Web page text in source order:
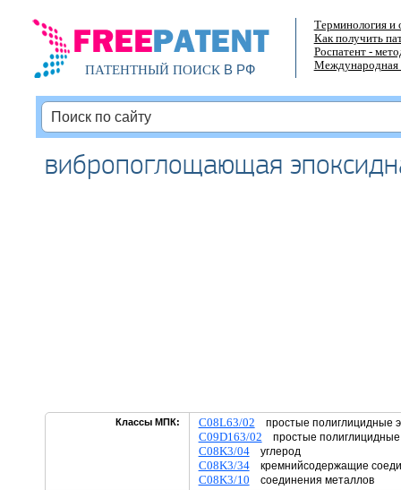
ПАТЕНТНЫЙ ПОИСКВ РФ
Терминология и
Как получить
Роспатент -
Международная
вибропоглощающая
Классы МПК: C08L63/02 простые полиглицидные
C09D163/02 простые
C08K3/04углерод
C08K3/34кремнийсодержащие
C08K3/10 соединения металлов